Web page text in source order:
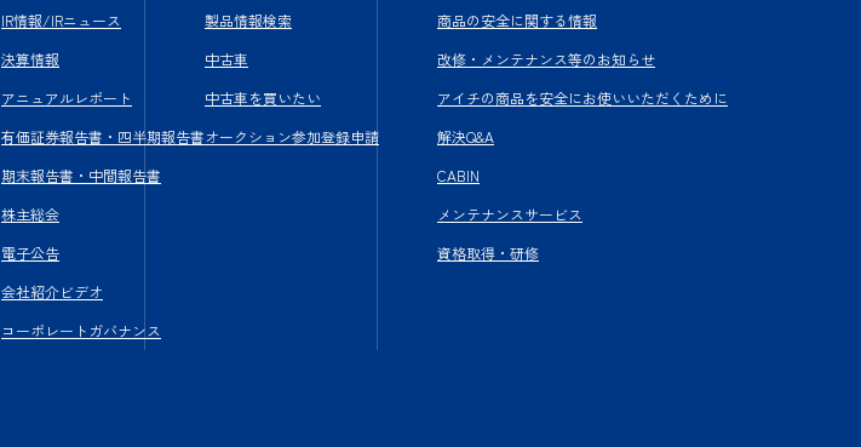
IR情報/IRニュース
決算情報
アニュアルレポート
有価証券報告書・四半期報告書
期末報告書・中間報告書
株主総会
電子公告
会社紹介ビデオ
コーポレートガバナンス
製品情報検索
中古車
中古車を買いたい
オークション参加登録申請
商品の安全に関する情報
改修・メンテナンス等のお知らせ
アイチの商品を安全にお使いいただくために
解決Q&A
CABIN
メンテナンスサービス
資格取得・研修